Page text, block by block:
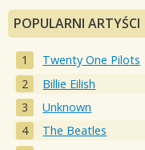
POPULARNI ARTYŚCI
Twenty One Pilots
Billie Eilish
Unknown
The Beatles